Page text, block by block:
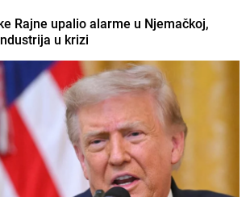
Rajne upalio alarme u Njemačkoj,
u krizi